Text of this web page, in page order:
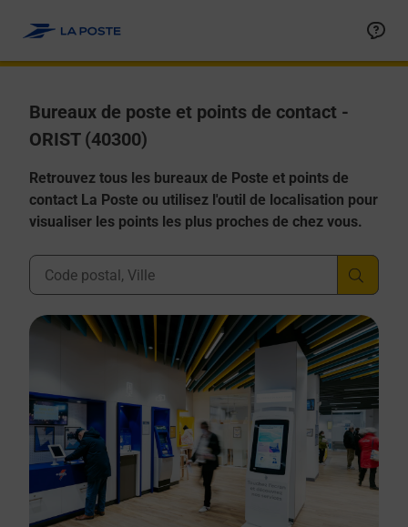
Bureaux de poste et points de contact -
ORIST (40300)
Retrouvez tous les bureaux de Poste et points de
contact La Poste ou utilisez l'outil de localisation pour
visualiser les points les plus proches de chez vous.
Ville, Département, Code Postal